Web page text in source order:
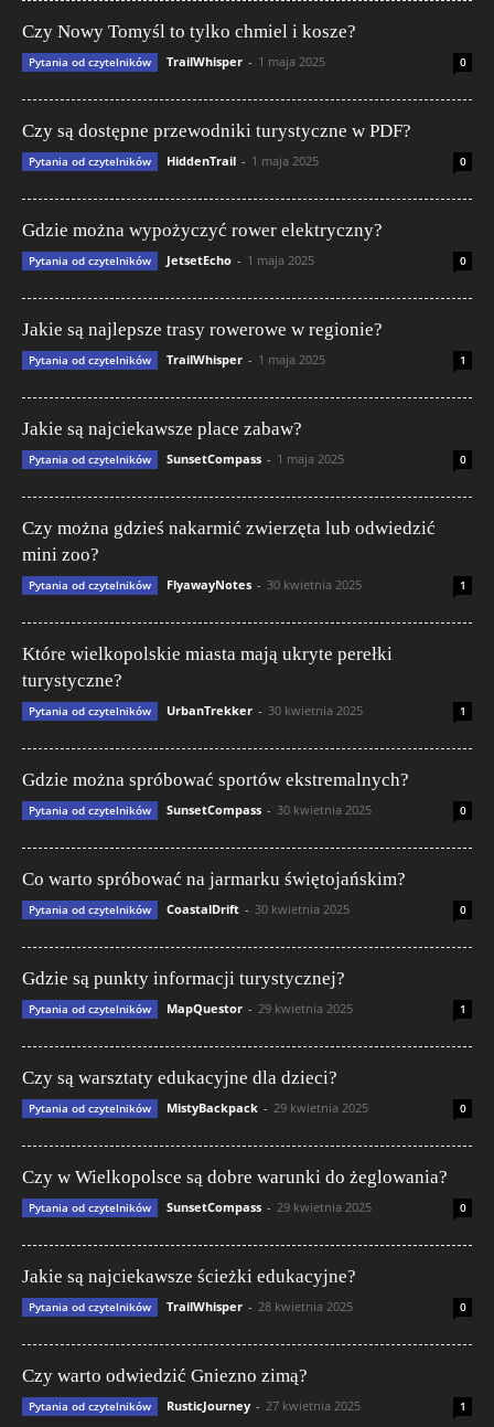
Czy Nowy Tomyśl to tylko chmiel i kosze?
Pytania od czytelników TrailWhisper - 1 maja 2025 0
Czy są dostępne przewodniki turystyczne w PDF?
Pytania od czytelników HiddenTrail - 1 maja 2025 0
Gdzie można wypożyczyć rower elektryczny?
Pytania od czytelników JetsetEcho - 1 maja 2025 0
Jakie są najlepsze trasy rowerowe w regionie?
Pytania od czytelników TrailWhisper - 1 maja 2025 1
Jakie są najciekawsze place zabaw?
Pytania od czytelników SunsetCompass - 1 maja 2025 0
Czy można gdzieś nakarmić zwierzęta lub odwiedzić
mini zoo?
Pytania od czytelników FlyawayNotes - 30 kwietnia 2025 1
Które wielkopolskie miasta mają ukryte perełki
turystyczne?
Pytania od czytelników UrbanTrekker - 30 kwietnia 2025 1
Gdzie można spróbować sportów ekstremalnych?
Pytania od czytelników SunsetCompass - 30 kwietnia 2025 0
Co warto spróbować na jarmarku świętojańskim?
Pytania od czytelników CoastalDrift - 30 kwietnia 2025 0
Gdzie są punkty informacji turystycznej?
Pytania od czytelników MapQuestor - 29 kwietnia 2025 1
Czy są warsztaty edukacyjne dla dzieci?
Pytania od czytelników MistyBackpack - 29 kwietnia 2025 0
Czy w Wielkopolsce są dobre warunki do żeglowania?
Pytania od czytelników SunsetCompass - 29 kwietnia 2025 0
Jakie są najciekawsze ścieżki edukacyjne?
Pytania od czytelników TrailWhisper - 28 kwietnia 2025 0
Czy warto odwiedzić Gniezno zimą?
Pytania od czytelników RusticJourney - 27 kwietnia 2025 1